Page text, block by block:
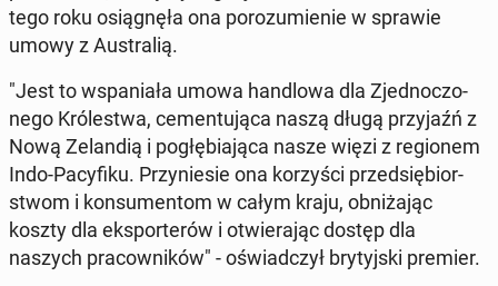
tego roku osią­gnę­ła ona po­ro­zu­mie­nie w sprawie
umowy z Au­stra­lią.
"Jest to wspa­nia­ła umowa han­dlo­wa dla Zjed­no­czo­
ne­go Kró­le­stwa, ce­men­tu­ją­ca naszą długą przy­jaźń z
Nową Ze­lan­dią i po­głę­bia­ją­ca nasze więzi z re­gio­nem
Indo-Pa­cy­fi­ku. Przy­nie­sie ona ko­rzy­ści przed­się­bior­
stwom i kon­su­men­tom w całym kraju, ob­ni­ża­jąc
koszty dla eks­por­te­rów i otwie­ra­jąc dostęp dla
naszych pra­cow­ni­ków" - oświad­czył bry­tyj­ski premier.